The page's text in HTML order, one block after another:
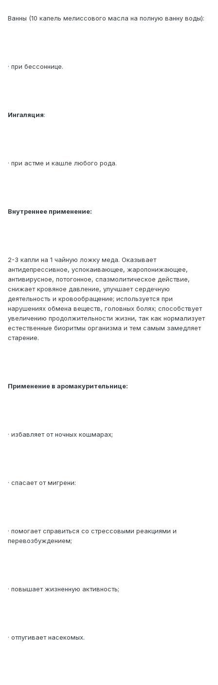
Ванны (10 капель мелиссового масла на полную ванну воды):
· при бессоннице.
Ингаляция:
· при астме и кашле любого рода.
Внутреннее применение:
2-3 капли на 1 чайную ложку меда. Оказывает
антидепрессивное, успокаивающее, жаропонижающее,
антивирусное, потогонное, спазмолитическое действие,
снижает кровяное давление, улучшает сердечную
деятельность и кровообращение; используется при
нарушениях обмена веществ, головных болях; способствует
увеличению продолжительности жизни, так как нормализует
естественные биоритмы организма и тем самым замедляет
старение.
Применение в аромакурительнице:
· избавляет от ночных кошмарах;
· спасает от мигрени:
· помогает справиться со стрессовыми реакциями и
перевозбуждением;
· повышает жизненную активность;
· отпугивает насекомых.